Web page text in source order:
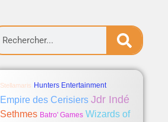
Stellamaris Hunters Entertainment
Empire des Cerisiers Jdr Indé
Sethmes Batro' Games Wizards of